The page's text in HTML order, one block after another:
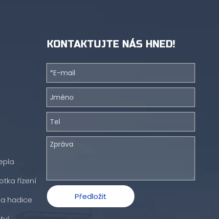
řízení
hadice
KONTAKTUJTE NÁS HNED!
Předložit